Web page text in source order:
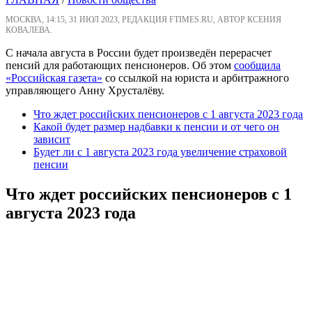
МОСКВА, 14:15, 31 ИЮЛ 2023, РЕДАКЦИЯ FTIMES.RU, АВТОР КСЕНИЯ
КОВАЛЕВА.
С начала августа в России будет произведён перерасчет
пенсий для работающих пенсионеров. Об этом сообщила
«Российская газета» со ссылкой на юриста и арбитражного
управляющего Анну Хрусталёву.
Что ждет российских пенсионеров с 1 августа 2023 года
Какой будет размер надбавки к пенсии и от чего он
зависит
Будет ли с 1 августа 2023 года увеличение страховой
пенсии
Что ждет российских пенсионеров с 1
августа 2023 года